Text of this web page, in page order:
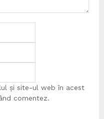
și site-ul web în acest
comentez.